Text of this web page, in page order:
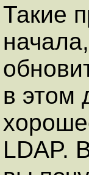
Такие
в этом
LDAP.